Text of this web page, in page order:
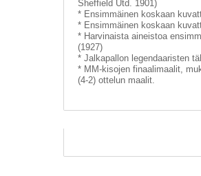
Sheffield Utd. 1901)
* Ensimmäinen koskaan
* Ensimmäinen koskaan
* Harvinaista aineistoa
(1927)
* Jalkapallon legendaaristen
* MM-kisojen finaalimaalit,
(4-2) ottelun maalit.